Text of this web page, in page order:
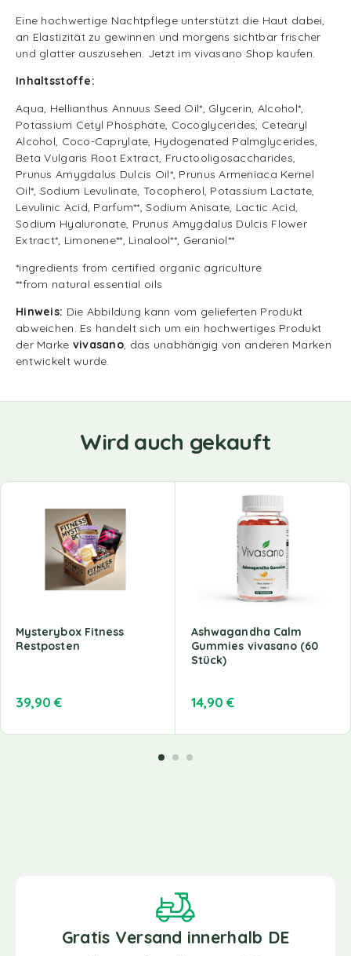
Eine hochwertige Nachtpflege unterstützt die Haut dabei,
an Elastizität zu gewinnen und morgens sichtbar frischer
und glatter auszusehen. Jetzt im vivasano Shop kaufen.
Inhaltsstoffe:
Aqua, Hellianthus Annuus Seed Oil*, Glycerin, Alcohol*,
Potassium Cetyl Phosphate, Cocoglycerides, Cetearyl
Alcohol, Coco-Caprylate, Hydogenated Palmglycerides,
Beta Vulgaris Root Extract, Fructooligosaccharides,
Prunus Amygdalus Dulcis Oil*, Prunus Armeniaca Kernel
Oil*, Sodium Levulinate, Tocopherol, Potassium Lactate,
Levulinic Acid, Parfum**, Sodium Anisate, Lactic Acid,
Sodium Hyaluronate, Prunus Amygdalus Dulcis Flower
Extract*, Limonene**, Linalool**, Geraniol**
*ingredients from certified organic agriculture
**from natural essential oils
Hinweis: Die Abbildung kann vom gelieferten Produkt
abweichen. Es handelt sich um ein hochwertiges Produkt
der Marke vivasano, das unabhängig von anderen Marken
entwickelt wurde.
Wird auch gekauft
Mysterybox Fitness
Restposten
39,90 €
Ashwagandha Calm
Gummies vivasano (60
Stück)
14,90 €
Gratis Versand innerhalb DE